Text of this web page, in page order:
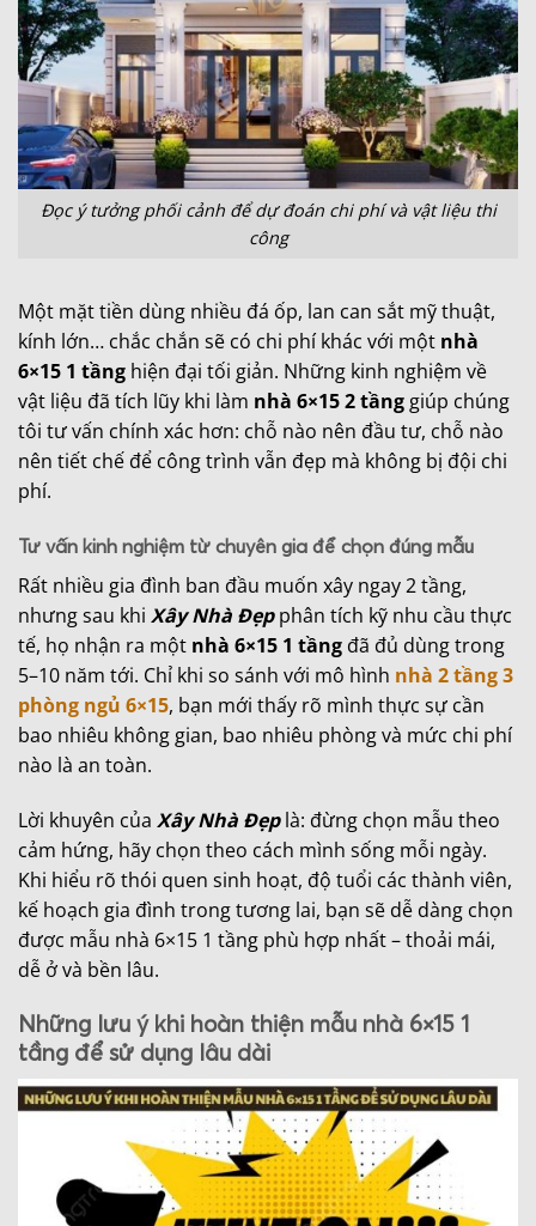
Đọc ý tưởng phối cảnh để dự đoán chi phí và vật liệu thi
công
Một mặt tiền dùng nhiều đá ốp, lan can sắt mỹ thuật,
kính lớn… chắc chắn sẽ có chi phí khác với một nhà
6×15 1 tầng hiện đại tối giản. Những kinh nghiệm về
vật liệu đã tích lũy khi làm nhà 6×15 2 tầng giúp chúng
tôi tư vấn chính xác hơn: chỗ nào nên đầu tư, chỗ nào
nên tiết chế để công trình vẫn đẹp mà không bị đội chi
phí.
Tư vấn kinh nghiệm từ chuyên gia để chọn đúng mẫu
Rất nhiều gia đình ban đầu muốn xây ngay 2 tầng,
nhưng sau khi Xây Nhà Đẹpphân tích kỹ nhu cầu thực
tế, họ nhận ra một nhà 6×15 1 tầng đã đủ dùng trong
5–10 năm tới. Chỉ khi so sánh với mô hình nhà 2 tầng 3
phòng ngủ 6×15, bạn mới thấy rõ mình thực sự cần
bao nhiêu không gian, bao nhiêu phòng và mức chi phí
nào là an toàn.
Lời khuyên của Xây Nhà Đẹplà: đừng chọn mẫu theo
cảm hứng, hãy chọn theo cách mình sống mỗi ngày.
Khi hiểu rõ thói quen sinh hoạt, độ tuổi các thành viên,
kế hoạch gia đình trong tương lai, bạn sẽ dễ dàng chọn
được mẫu nhà 6×15 1 tầng phù hợp nhất – thoải mái,
dễ ở và bền lâu.
Những lưu ý khi hoàn thiện mẫu nhà 6×15 1
tầng để sử dụng lâu dài